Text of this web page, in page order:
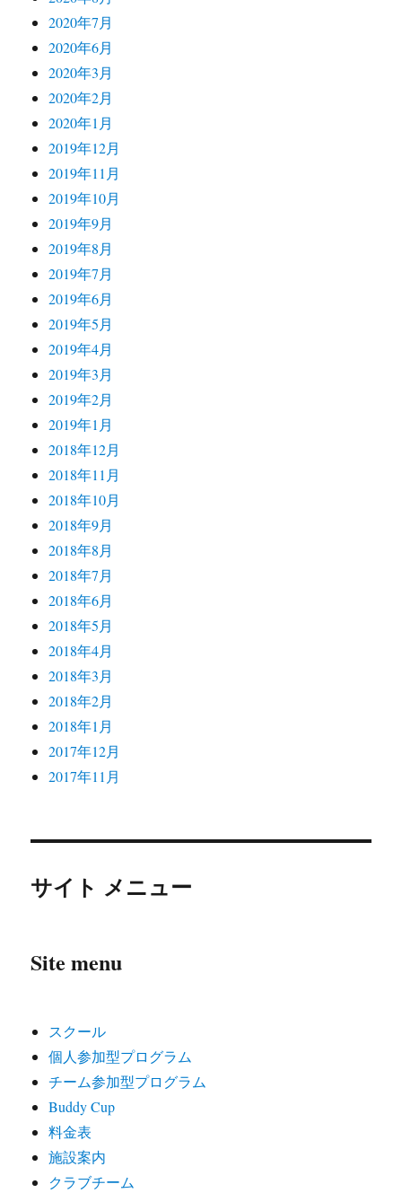
2020年7月
2020年6月
2020年3月
2020年2月
2020年1月
2019年12月
2019年11月
2019年10月
2019年9月
2019年8月
2019年7月
2019年6月
2019年5月
2019年4月
2019年3月
2019年2月
2019年1月
2018年12月
2018年11月
2018年10月
2018年9月
2018年8月
2018年7月
2018年6月
2018年5月
2018年4月
2018年3月
2018年2月
2018年1月
2017年12月
2017年11月
サイト メニュー
Site menu
スクール
個人参加型プログラム
チーム参加型プログラム
Buddy Cup
料金表
施設案内
クラブチーム